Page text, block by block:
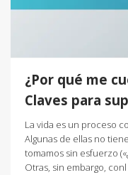
¿Por qué me
Claves para
La vida es un proceso
Algunas de ellas no
tomamos sin esfuerzo
Otras, sin embargo, conl